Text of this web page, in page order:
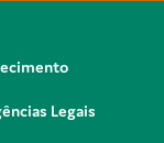
Legais